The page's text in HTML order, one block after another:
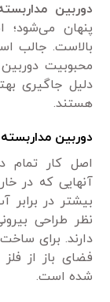
دوربین
پنهان می‌شود؛
بالاست. جالب
محبوبیت
دلیل جاگیری
هستند.
دوربین
اصل کار تمام
آنهایی که در
بیشتر در برابر
نظر طراحی
دارند. برای ساخت
فضای باز از
شده است.